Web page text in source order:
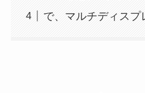
で、マルチディスプ